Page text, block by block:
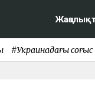
#Украинадағы соғыс